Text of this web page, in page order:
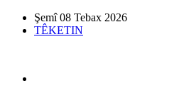
Şemî 08 Tebax 2026
TÊKETIN